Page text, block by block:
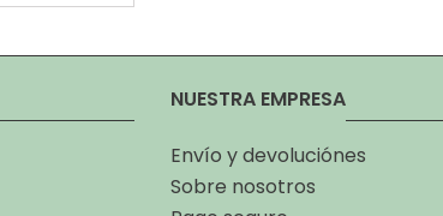
NUESTRA EMPRESA
Envío y devoluciónes
Sobre nosotros